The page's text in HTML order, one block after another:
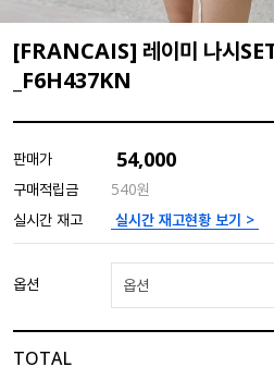
[FRANCAIS] 레이미 나시
_F6H437KN
판매가 54,000
구매적립금
540원
실시간 재고
실시간 재고현황 보기 >
옵션 옵션
TOTAL